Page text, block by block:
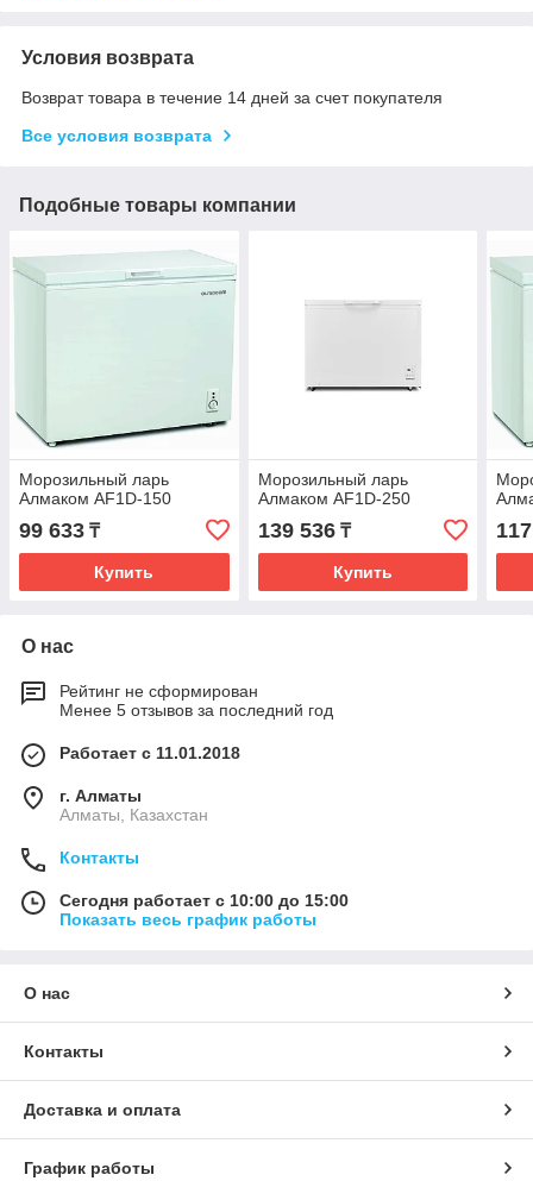
Условия возврата
Возврат товара в течение 14 дней за счет покупателя
Все условия возврата
Подобные товары компании
Морозильный ларь
Алмаком AF1D-150
99 633 ₸
Купить
Морозильный ларь
Алмаком AF1D-250
139 536₸
Купить
О нас
Рейтинг не сформирован
Менее 5 отзывов за последний год
Работает с 11.01.2018
г. Алматы
Алматы, Казахстан
Контакты
Сегодня работает с 10:00 до 15:00
Показать весь график работы
О нас
Контакты
Доставка и оплата
График работы